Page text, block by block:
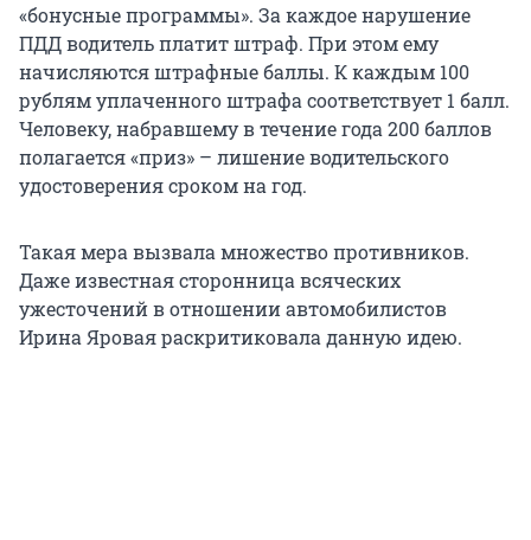
«бонусные программы». За каждое нарушение
ПДД водитель платит штраф. При этом ему
начисляются штрафные баллы. К каждым 100
рублям уплаченного штрафа соответствует 1 балл.
Человеку, набравшему в течение года 200 баллов
полагается «приз» – лишение водительского
удостоверения сроком на год.
Такая мера вызвала множество противников.
Даже известная сторонница всяческих
ужесточений в отношении автомобилистов
Ирина Яровая раскритиковала данную идею.